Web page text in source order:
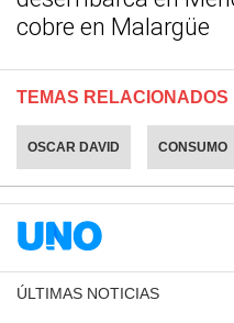
cobre en Malargüe
TEMAS RELACIONADOS
OSCAR DAVID CONSUMO
ÚLTIMAS NOTICIAS